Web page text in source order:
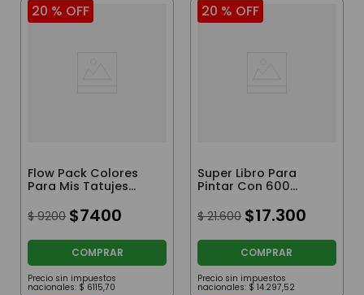
20 % OFF
Flow Pack Colores
Para Mis Tatujes
$ 9200 $7400
COMPRAR
Precio sin impuestos
nacionales: $ 6115,70
20 % OFF
Super Libro Para
Pintar Con 600
$ 21.600 $17.300
COMPRAR
Precio sin impuestos
nacionales: $ 14.297,52